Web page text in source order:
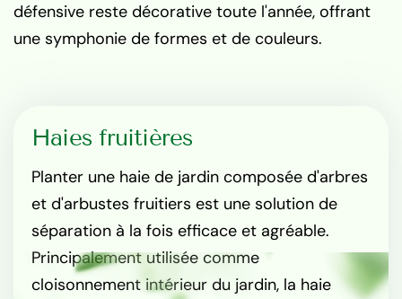
défensive reste décorative toute l'année, offrant
une symphonie de formes et de couleurs.
Haies fruitières
Planter une haie de jardin composée d'arbres
et d'arbustes fruitiers est une solution de
séparation à la fois efficace et agréable.
Principalement utilisée comme
cloisonnement intérieur du jardin, la haie